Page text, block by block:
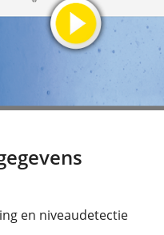
en niveaudetectie